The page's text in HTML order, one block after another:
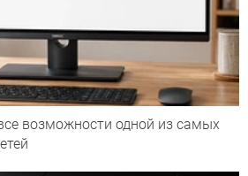
возможности одной из самых